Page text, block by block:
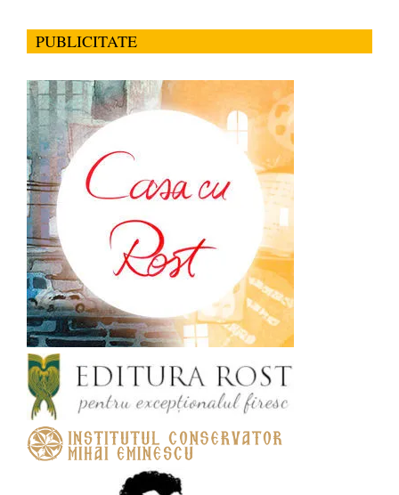
PUBLICITATE